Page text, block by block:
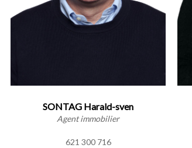
SONTAG Harald-sven
Agent immobilier
621 300 716